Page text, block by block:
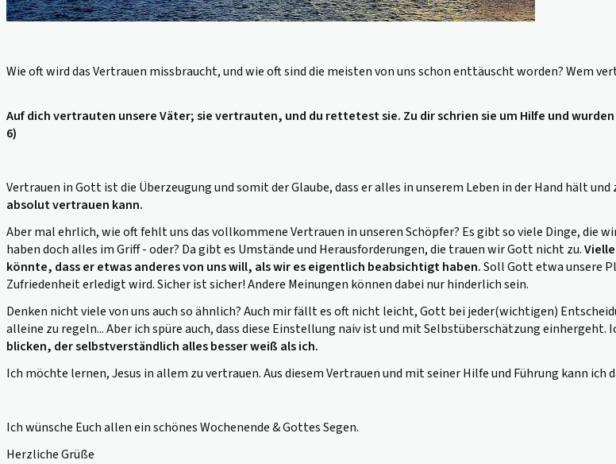
Wie oft wird das Vertrauen missbraucht, und wie oft sind die meisten von uns schon enttäuscht worden? Wem
Auf dich vertrauten unsere Väter; sie vertrauten, und du rettetest sie. Zu dir schrien sie um Hilfe und
6)
Vertrauen in Gott ist die Überzeugung und somit der Glaube, dass er alles in unserem Leben in der Hand hält
absolut vertrauen kann.
Aber mal ehrlich, wie oft fehlt uns das vollkommene Vertrauen in unseren Schöpfer? Es gibt so viele Dinge, die
haben doch alles im Griff - oder? Da gibt es Umstände und Herausforderungen, die trauen wir Gott nicht zu.
könnte, dass er etwas anderes von uns will, als wir es eigentlich beabsichtigt haben.Soll Gott etwa unsere
Zufriedenheit erledigt wird.Sicher ist sicher!Andere Meinungen können dabei nur hinderlich sein.
Denken nicht viele von uns auch so ähnlich? Auch mir fällt es oft nicht leicht, Gott bei jeder(wichtigen)
alleine zu regeln... Aber ich spüre auch, dass diese Einstellung naiv ist und mit Selbstüberschätzung einhergeht.
blicken, der selbstverständlich alles besser weiß als ich.
Ich möchte lernen, Jesus in allem zu vertrauen. Aus diesem Vertrauen und mit seiner Hilfe und Führung kann
Ich wünsche Euch allen ein schönes Wochenende & Gottes Segen.
Herzliche Grüße